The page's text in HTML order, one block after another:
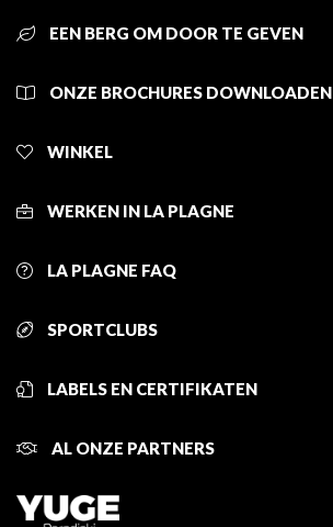
EEN BERG OM DOOR TE GEVEN
ONZE BROCHURES DOWNLOADEN
WINKEL
WERKEN IN LA PLAGNE
LA PLAGNE FAQ
SPORTCLUBS
LABELS EN CERTIFIKATEN
AL ONZE PARTNERS